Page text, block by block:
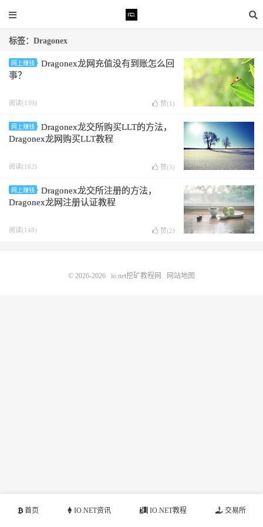
标签：Dragonex
网上赚钱
Dragonex龙网充值没有到账怎么回
事？
阅读(139) 赞(1 )
网上赚钱
Dragonex龙交所购买LLT的方法，
Dragonex龙网购买LLT教程
阅读(162) 赞(5)
网上赚钱
Dragonex龙交所注册的方法，
Dragonex龙网注册认证教程
阅读(148) 赞(2)
首页 IO.NET资讯 IO.NET教程 交易所
© 2026-2026 io.net挖矿教程网 网站地图